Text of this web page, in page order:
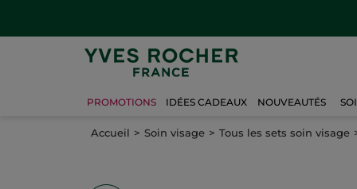
PROMOTIONS IDÉES CADEAUX NOUVEAUTÉS
Accueil Soin visage Tous les sets soin visage